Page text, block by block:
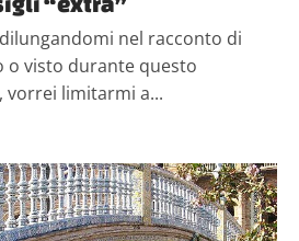
nel racconto di
visto durante questo
vorrei limitarmi a...